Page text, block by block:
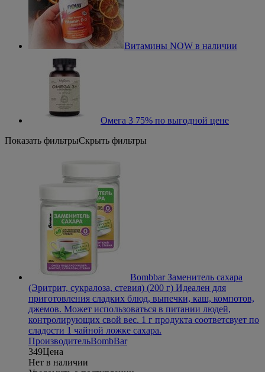
Витамины NOW в наличии
Омега 3 75% по выгодной цене
Показать фильтрыСкрыть фильтры
Bombbar Заменитель сахара
(Эритрит, сукралоза, стевия) (200 г) Идеален для
приготовления сладких блюд, выпечки, каш, компотов,
джемов. Может использоваться в питании людей,
контролирующих свой вес. 1 г продукта соответсвует по
сладости 1 чайной ложке сахара.
ПроизводительBombBar
349Цена
Нет в наличии